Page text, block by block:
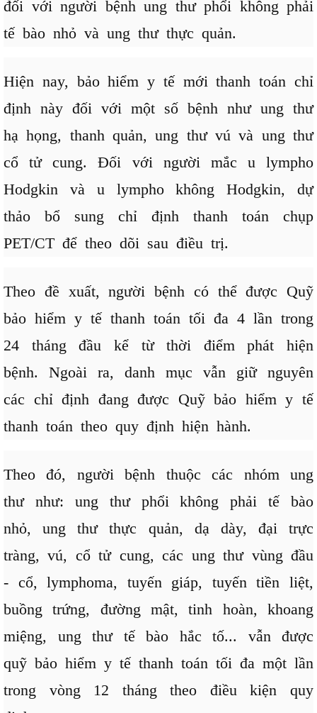
đối với người bệnh ung thư phổi không phải
tế bào nhỏ và ung thư thực quản.
Hiện nay, bảo hiểm y tế mới thanh toán chỉ
định này đối với một số bệnh như ung thư
hạ họng, thanh quản, ung thư vú và ung thư
cổ tử cung. Đối với người mắc u lympho
Hodgkin và u lympho không Hodgkin, dự
thảo bổ sung chỉ định thanh toán chụp
PET/CT để theo dõi sau điều trị.
Theo đề xuất, người bệnh có thể được Quỹ
bảo hiểm y tế thanh toán tối đa 4 lần trong
24 tháng đầu kể từ thời điểm phát hiện
bệnh. Ngoài ra, danh mục vẫn giữ nguyên
các chỉ định đang được Quỹ bảo hiểm y tế
thanh toán theo quy định hiện hành.
Theo đó, người bệnh thuộc các nhóm ung
thư như: ung thư phổi không phải tế bào
nhỏ, ung thư thực quản, dạ dày, đại trực
tràng, vú, cổ tử cung, các ung thư vùng đầu
- cổ, lymphoma, tuyến giáp, tuyến tiền liệt,
buồng trứng, đường mật, tinh hoàn, khoang
miệng, ung thư tế bào hắc tố... vẫn được
quỹ bảo hiểm y tế thanh toán tối đa một lần
trong vòng 12 tháng theo điều kiện quy